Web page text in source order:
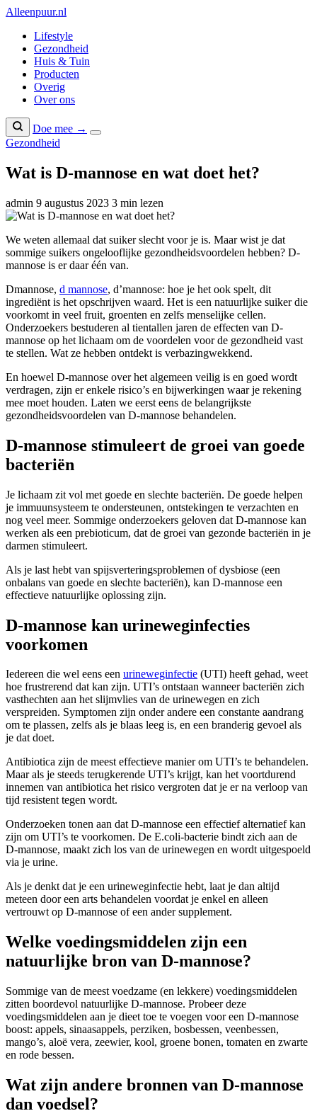
Naar
Alleenpuur.nl
Lifestyle
Gezondheid
Huis & Tuin
Producten
Overig
Over ons
Doe mee →
Gezondheid
Wat is D-mannose en wat doet het?
admin 9 augustus 2023 3 min lezen
We weten allemaal dat suiker slecht voor je is. Maar wist je dat
sommige suikers ongelooflijke gezondheidsvoordelen hebben? D-
mannose is er daar één van.
Dmannose, d mannose, d’mannose: hoe je het ook spelt, dit
ingrediënt is het opschrijven waard. Het is een natuurlijke suiker die
voorkomt in veel fruit, groenten en zelfs menselijke cellen.
Onderzoekers bestuderen al tientallen jaren de effecten van D-
mannose op het lichaam om de voordelen voor de gezondheid vast
te stellen. Wat ze hebben ontdekt is verbazingwekkend.
En hoewel D-mannose over het algemeen veilig is en goed wordt
verdragen, zijn er enkele risico’s en bijwerkingen waar je rekening
mee moet houden. Laten we eerst eens de belangrijkste
gezondheidsvoordelen van D-mannose behandelen.
D-mannose stimuleert de groei van goede
bacteriën
Je lichaam zit vol met goede en slechte bacteriën. De goede helpen
je immuunsysteem te ondersteunen, ontstekingen te verzachten en
nog veel meer. Sommige onderzoekers geloven dat D-mannose kan
werken als een prebioticum, dat de groei van gezonde bacteriën in je
darmen stimuleert.
Als je last hebt van spijsverteringsproblemen of dysbiose (een
onbalans van goede en slechte bacteriën), kan D-mannose een
effectieve natuurlijke oplossing zijn.
D-mannose kan urineweginfecties
voorkomen
Iedereen die wel eens een urineweginfectie (UTI) heeft gehad, weet
hoe frustrerend dat kan zijn. UTI’s ontstaan wanneer bacteriën zich
vasthechten aan het slijmvlies van de urinewegen en zich
verspreiden. Symptomen zijn onder andere een constante aandrang
om te plassen, zelfs als je blaas leeg is, en een branderig gevoel als
je dat doet.
Antibiotica zijn de meest effectieve manier om UTI’s te behandelen.
Maar als je steeds terugkerende UTI’s krijgt, kan het voortdurend
innemen van antibiotica het risico vergroten dat je er na verloop van
tijd resistent tegen wordt.
Onderzoeken tonen aan dat D-mannose een effectief alternatief kan
zijn om UTI’s te voorkomen. De E.coli-bacterie bindt zich aan de
D-mannose, maakt zich los van de urinewegen en wordt uitgespoeld
via je urine.
Als je denkt dat je een urineweginfectie hebt, laat je dan altijd
meteen door een arts behandelen voordat je enkel en alleen
vertrouwt op D-mannose of een ander supplement.
Welke voedingsmiddelen zijn een
natuurlijke bron van D-mannose?
Sommige van de meest voedzame (en lekkere) voedingsmiddelen
zitten boordevol natuurlijke D-mannose. Probeer deze
voedingsmiddelen aan je dieet toe te voegen voor een D-mannose
boost: appels, sinaasappels, perziken, bosbessen, veenbessen,
mango’s, aloë vera, zeewier, kool, groene bonen, tomaten en zwarte
en rode bessen.
Wat zijn andere bronnen van D-mannose
dan voedsel?